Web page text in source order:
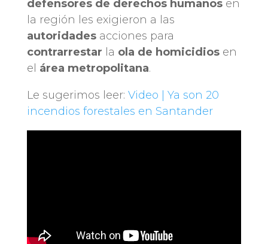
defensores de derechos humanosen
la región les exigieron a las
autoridadesacciones para
contrarrestar la ola de homicidiosen
el área metropolitana.
Le sugerimos leer: Video | Ya son 20
incendios forestales en Santander